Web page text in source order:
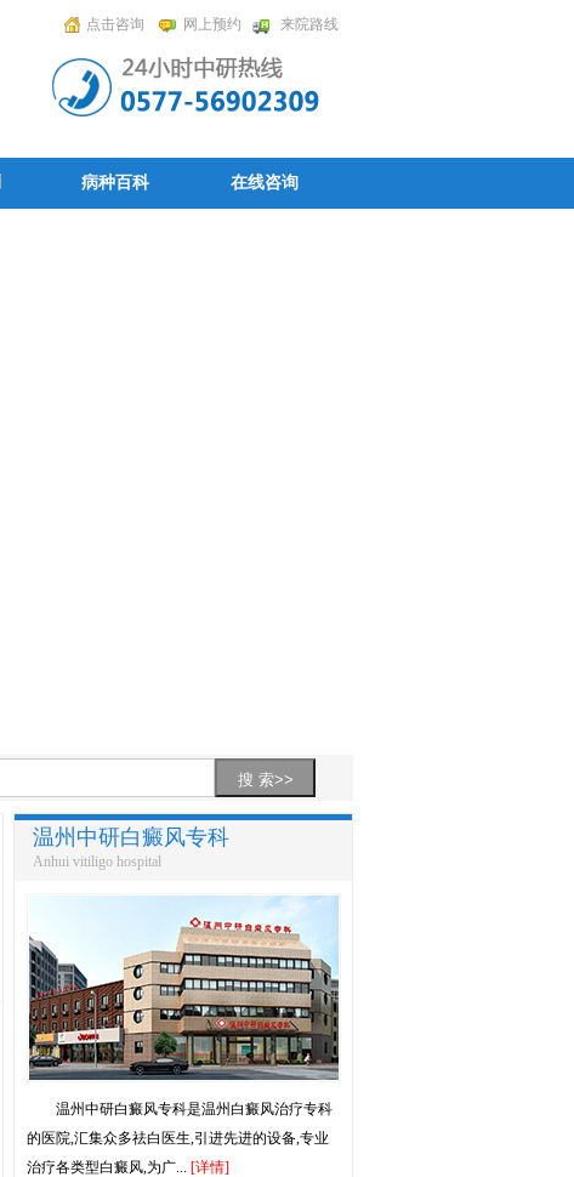
点击咨询 网上预约 来院路线
病种百科 在线咨询
温州中研白癜风专科
Anhui vitiligo hospital
温州中研白癜风专科是温州白癜风治疗专科
的医院,汇集众多祛白医生,引进先进的设备,专业
治疗各类型白癜风,为广... [详情]